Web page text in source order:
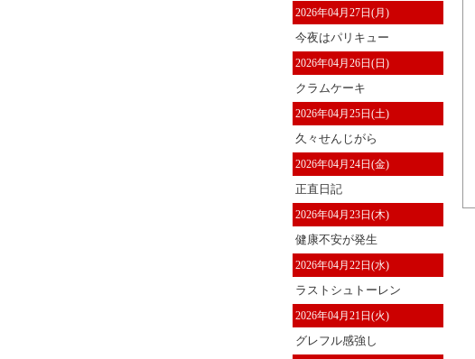
2026年04月27日(月)
今夜はパリキュー
2026年04月26日(日)
クラムケーキ
2026年04月25日(土)
久々せんじがら
2026年04月24日(金)
正直日記
2026年04月23日(木)
健康不安が発生
2026年04月22日(水)
ラストシュトーレン
2026年04月21日(火)
グレフル感強し